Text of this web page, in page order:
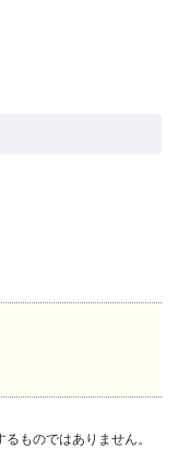
ものではありません。